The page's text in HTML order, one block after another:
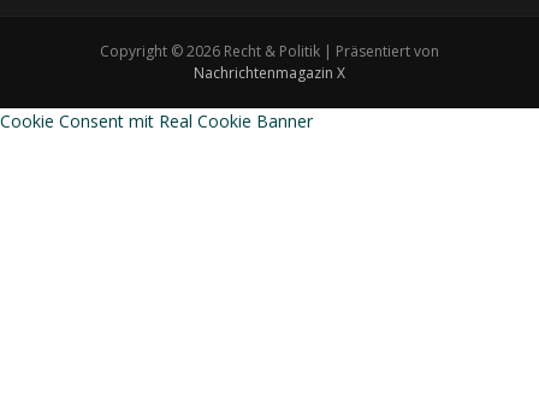
Copyright © 2026 Recht & Politik | Präsentiert von
Nachrichtenmagazin X
Cookie Consent mit Real Cookie Banner